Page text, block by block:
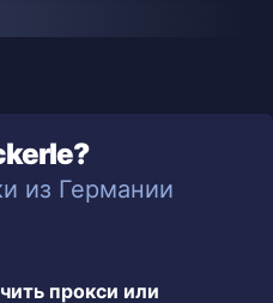
из Германии
прокси или